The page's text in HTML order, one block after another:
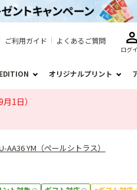
ご利用ガイド よくあるご質問
ログ
オリジナルプリント
1日）
AA36 YM（ペールシトラス）